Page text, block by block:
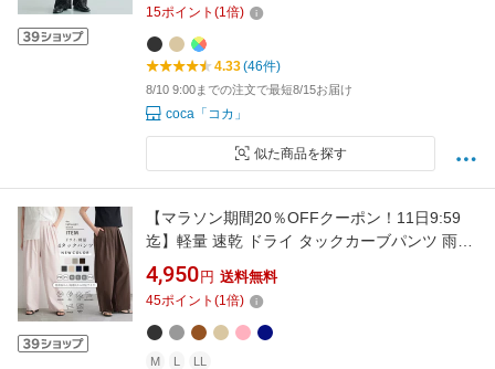
15ポイント (1倍)
4.33(46件)
8/10 9:00までの注文で最短8/15お届け
coca「コカ」
似た商品を探す
【マラソン期間20％OFFクーポン！11日9:59
迄】軽量 速乾 ドライ タックカーブパンツ 雨の
日 梅雨 アウトドア トラベル ストレッチ レディ
ース パンツ ボトム 動きやすい バレルレッグ M
L LLサイズ 洗濯可 for/c フォーシー 楽天ルーム
【メール便可】
4,950 円 送料無料
45ポイント (1倍)
M L LL